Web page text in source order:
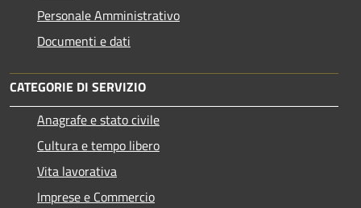
Personale Amministrativo
Documenti e dati
CATEGORIE DI SERVIZIO
Anagrafe e stato civile
Cultura e tempo libero
Vita lavorativa
Imprese e Commercio